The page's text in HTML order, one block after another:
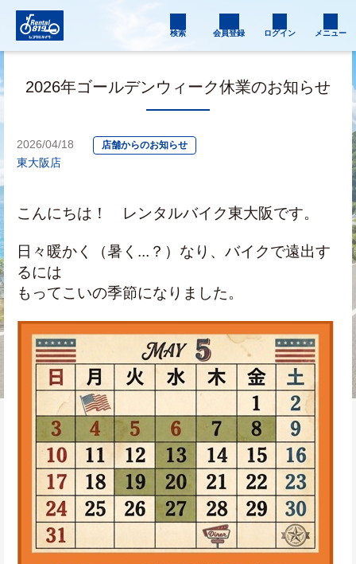
検索 会員登録 ログイン メニュー
2026年ゴールデンウィーク休業のお知らせ
2026/04/18 店舗からのお知らせ
東大阪店
こんにちは！　レンタルバイク東大阪です。
日々暖かく（暑く...？）なり、バイクで遠出す
るには
もってこいの季節になりました。